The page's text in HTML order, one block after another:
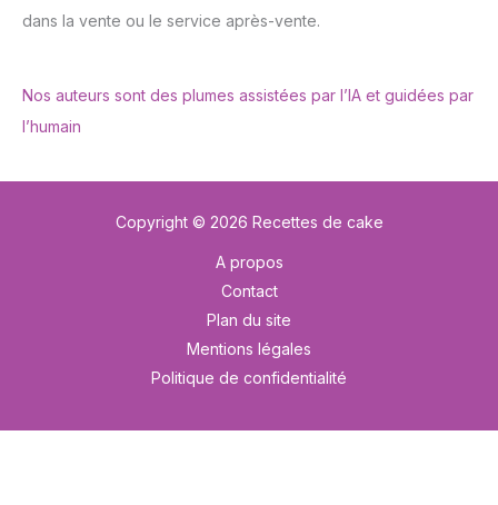
dans la vente ou le service après-vente.
Nos auteurs sont des plumes assistées par l’IA et guidées par
l’humain
Copyright © 2026 Recettes de cake
A propos
Contact
Plan du site
Mentions légales
Politique de confidentialité